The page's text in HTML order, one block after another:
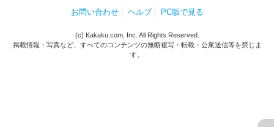
お問い合わせ
ヘルプ PC版で見る
(c) Kakaku.com, Inc. All Rights Reserved.
掲載情報・写真など、すべてのコンテンツの無断複写・転載・公衆送信等を禁じま
す。